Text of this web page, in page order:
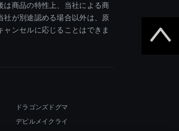
は商品の特性上、当社による商
社が別途認める場合以外は、原
ャンセルに応じることはできま
ドラゴンズドグマ
デビルメイクライ